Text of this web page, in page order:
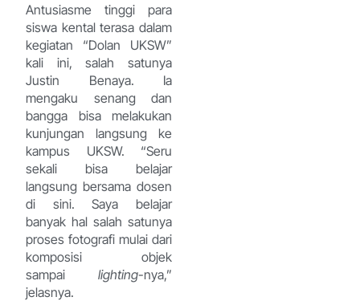
Antusiasme tinggi para
siswa kental terasa dalam
kegiatan “Dolan UKSW”
kali ini, salah satunya
Justin Benaya. Ia
mengaku senang dan
bangga bisa melakukan
kunjungan langsung ke
kampus UKSW. “Seru
sekali bisa belajar
langsung bersama dosen
di sini. Saya belajar
banyak hal salah satunya
proses fotografi mulai dari
komposisi objek
sampai lighting-nya,”
jelasnya.